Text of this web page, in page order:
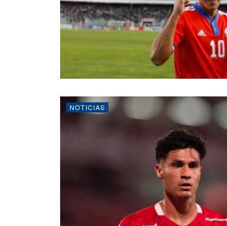
NOTICIAS